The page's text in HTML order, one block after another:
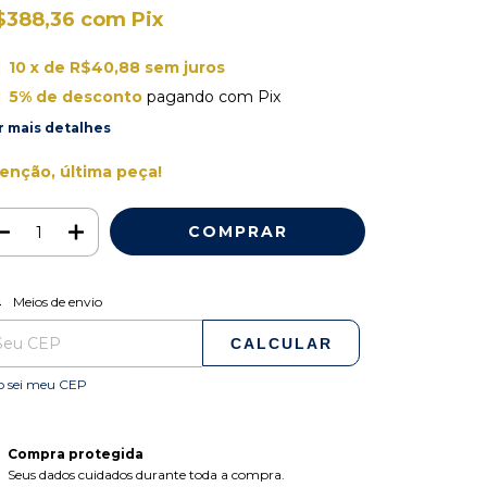
com Pix
10 x de R$40,88 sem juros
5% de descontopagando com Pix
mais detalhes
última peça!
para o CEP:
Meios de envio
CALCULAR
sei meu CEP
Compra protegida
Seus dados cuidados durante toda a compra.